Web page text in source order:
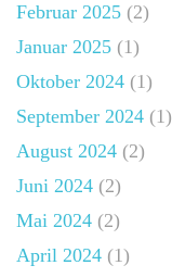
Februar 2025 (2)
Januar 2025 (1)
Oktober 2024 (1)
September 2024 (1)
August 2024 (2)
Juni 2024 (2)
Mai 2024 (2)
April 2024 (1)